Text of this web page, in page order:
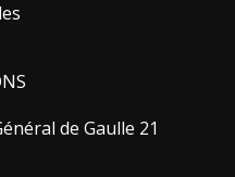
de Gaulle 21